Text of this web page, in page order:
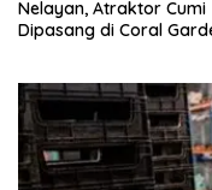
Pendekatan Kearifan
untuk Keberlanjutan